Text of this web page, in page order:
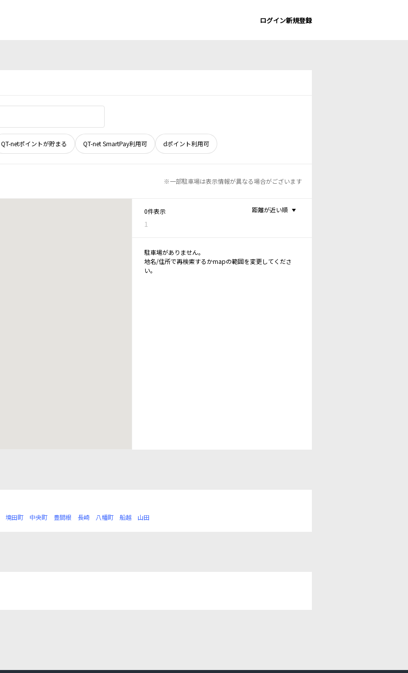
ログイン新規登録
QT-netポイントが貯まる QT-net SmartPay利用可 dポイント利用可
※一部駐車場は表示情報が異なる場合がございます
0件表示
1
距離が近い順
駐車場がありません。
地名/住所で再検索するかmapの範囲を変更してくださ
い。
境田町 中央町 豊間根 長崎 八幡町 船越 山田